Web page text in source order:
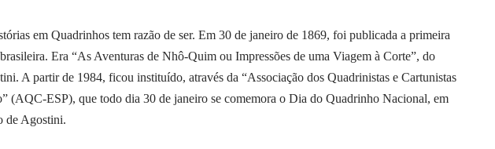
em Quadrinhos tem razão de ser. Em 30 de janeiro de 1869, foi publicada a primeira
Era “As Aventuras de Nhô-Quim ou Impressões de uma Viagem à Corte”, do
A partir de 1984, ficou instituído, através da “Associação dos Quadrinistas e Cartunistas
(AQC-ESP), que todo dia 30 de janeiro se comemora o Dia do Quadrinho Nacional, em
de Agostini.